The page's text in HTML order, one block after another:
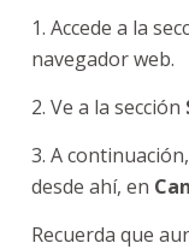
1. Accede a la
navegador web.
2. Ve a la sección
3. A
desde ahí, en
Recuerda que